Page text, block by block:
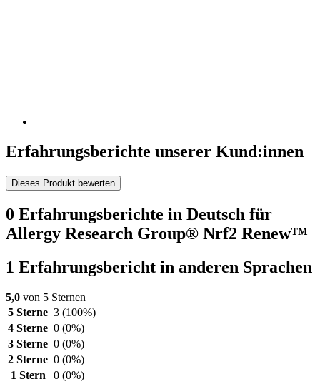
Erfahrungsberichte unserer Kund:innen
Dieses Produkt bewerten
0 Erfahrungsberichte in Deutsch für
Allergy Research Group® Nrf2 Renew™
1 Erfahrungsbericht in anderen Sprachen
5,0 von 5 Sternen
5 Sterne 3 (100%)
4 Sterne 0 (0%)
3 Sterne 0 (0%)
2 Sterne 0 (0%)
1 Stern
0 (0%)